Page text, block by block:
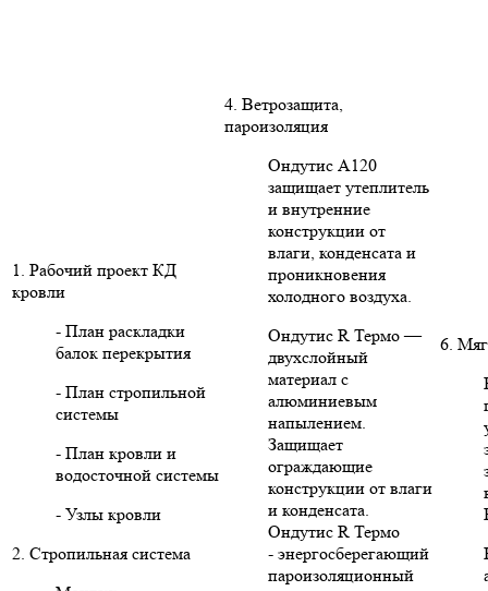
1. Рабочий проект КД
кровли
- План раскладки
балок перекрытия
- План стропильной
системы
- План кровли и
водосточной системы
- Узлы кровли
2. Стропильная система
4. Ветрозащита,
пароизоляция
Ондутис А120
защищает утеплитель
и внутренние
конструкции от
влаги, конденсата и
проникновения
холодного воздуха.
Ондутис R Термо —
двухслойный
материал с
алюминиевым
напылением.
Защищает
ограждающие
конструкции от влаги
и конденсата.
Ондутис R Термо
- энергосберегающий
пароизоляционный
6.